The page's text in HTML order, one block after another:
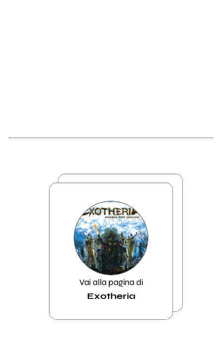
Vai alla pagina di
Exotheria